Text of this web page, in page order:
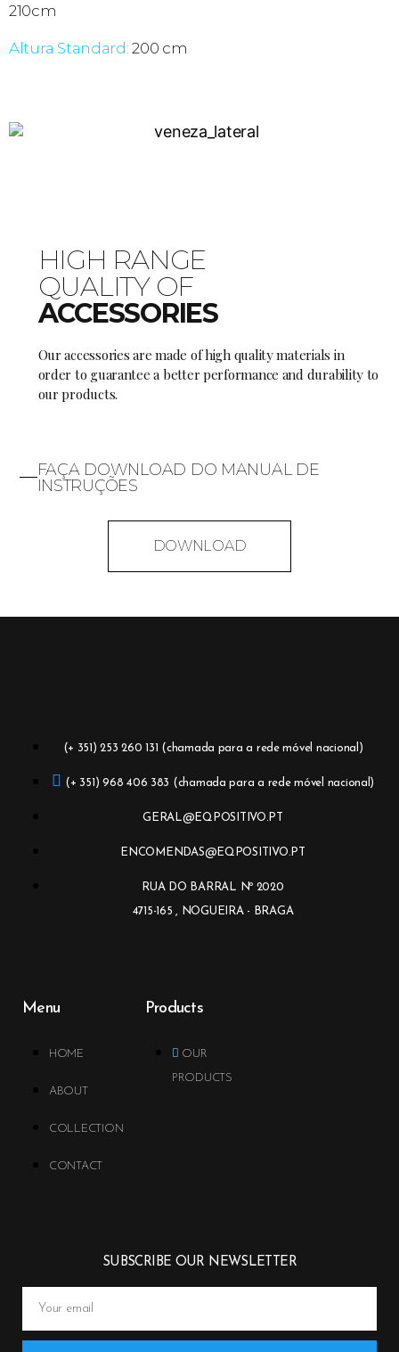
210cm
Altura Standard: 200 cm
HIGH RANGE
QUALITY OF
ACCESSORIES
Our accessories are made of high quality materials in
order to guarantee a better performance and durability to
our products.
FAÇA DOWNLOAD DO MANUAL DE
INSTRUÇÕES
DOWNLOAD
(+ 351) 253 260 131 (chamada para a rede móvel nacional)
(+ 351) 968 406 383 (chamada para a rede móvel nacional)
GERAL@EQPOSITIVO.PT
ENCOMENDAS@EQPOSITIVO.PT
RUA DO BARRAL Nº 2020
4715-165 , NOGUEIRA - BRAGA
Menu
HOME
ABOUT
COLLECTION
CONTACT
Products
OUR
PRODUCTS
SUBSCRIBE OUR NEWSLETTER